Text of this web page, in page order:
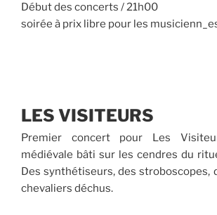
Début des concerts / 21h00
soirée à prix libre pour les
LES VISITEURS
Premier concert pour Les
médiévale bâti sur les cendres du
Des synthétiseurs, des stroboscopes,
chevaliers déchus.